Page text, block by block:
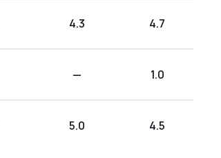
4.3 4.7
— 1.0
5.0 4.5